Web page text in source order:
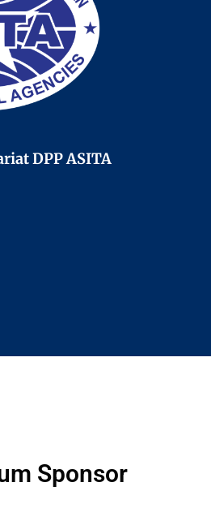
DPP ASITA
Sponsor